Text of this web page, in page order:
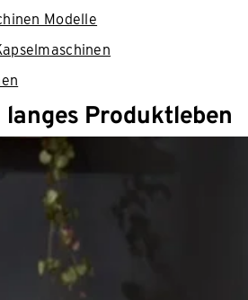
Modelle
Produktleben